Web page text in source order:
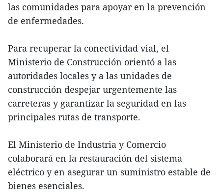
las comunidades para apoyar en la prevención
de enfermedades.
Para recuperar la conectividad vial, el
Ministerio de Construcción orientó a las
autoridades locales y a las unidades de
construcción despejar urgentemente las
carreteras y garantizar la seguridad en las
principales rutas de transporte.
El Ministerio de Industria y Comercio
colaborará en la restauración del sistema
eléctrico y en asegurar un suministro estable de
bienes esenciales.